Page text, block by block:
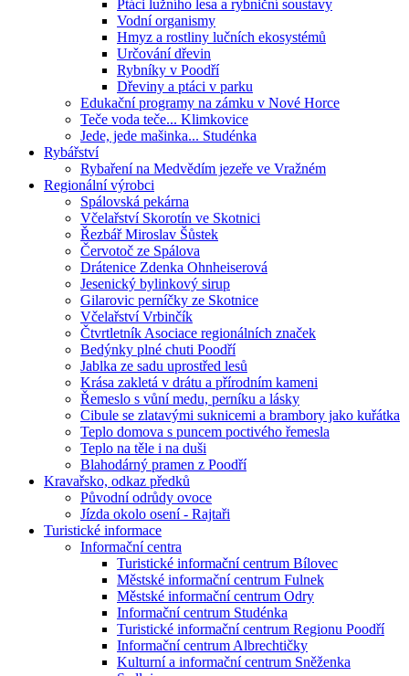
Ptáci lužního lesa a rybniční soustavy
Vodní organismy
Hmyz a rostliny lučních ekosystémů
Určování dřevin
Rybníky v Poodří
Dřeviny a ptáci v parku
Edukační programy na zámku v Nové Horce
Teče voda teče... Klimkovice
Jede, jede mašinka... Studénka
Rybářství
Rybaření na Medvědím jezeře ve Vražném
Regionální výrobci
Spálovská pekárna
Včelařství Skorotín ve Skotnici
Řezbář Miroslav Šůstek
Červotoč ze Spálova
Drátenice Zdenka Ohnheiserová
Jesenický bylinkový sirup
Gilarovic perníčky ze Skotnice
Včelařství Vrbinčík
Čtvrtletník Asociace regionálních značek
Bedýnky plné chuti Poodří
Jablka ze sadu uprostřed lesů
Krása zakletá v drátu a přírodním kameni
Řemeslo s vůní medu, perníku a lásky
Cibule se zlatavými suknicemi a brambory jako kuřátka
Teplo domova s puncem poctivého řemesla
Teplo na těle i na duši
Blahodárný pramen z Poodří
Kravařsko, odkaz předků
Původní odrůdy ovoce
Jízda okolo osení - Rajtaři
Turistické informace
Informační centra
Turistické informační centrum Bílovec
Městské informační centrum Fulnek
Městské informační centrum Odry
Informační centrum Studénka
Turistické informační centrum Regionu Poodří
Informační centrum Albrechtičky
Kulturní a informační centrum Sněženka